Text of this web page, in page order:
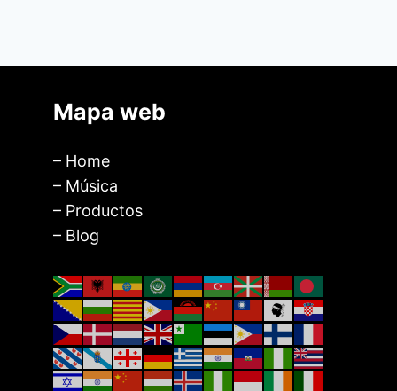
Mapa web
– Home
– Música
– Productos
– Blog